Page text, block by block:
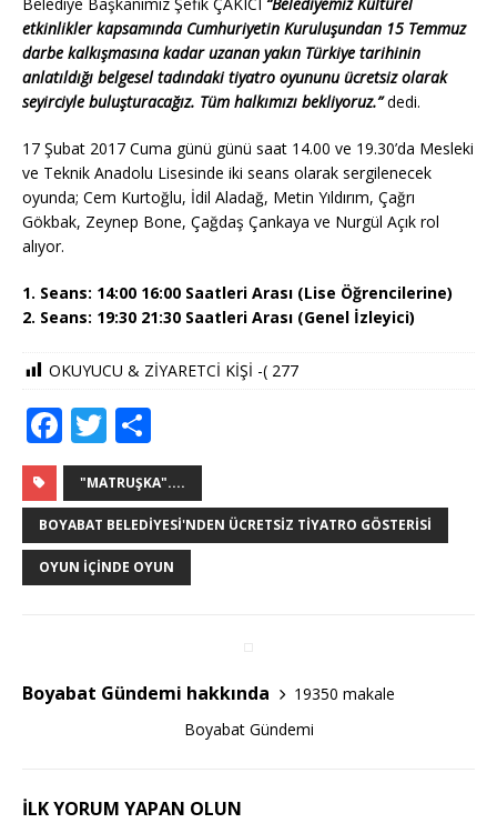
etkinlikler kapsamında Cumhuriyetin Kuruluşundan 15 Temmuz
darbe kalkışmasına kadar uzanan yakın Türkiye tarihinin
anlatıldığı belgesel tadındaki tiyatro oyununu ücretsiz olarak
seyirciyle buluşturacağız. Tüm halkımızı bekliyoruz.”dedi.
17 Şubat 2017 Cuma günü günü saat 14.00 ve 19.30’da Mesleki
ve Teknik Anadolu Lisesinde iki seans olarak sergilenecek
oyunda; Cem Kurtoğlu, İdil Aladağ, Metin Yıldırım, Çağrı
Gökbak, Zeynep Bone, Çağdaş Çankaya ve Nurgül Açık rol
alıyor.
1. Seans: 14:00 16:00 Saatleri Arası (Lise Öğrencilerine)
2. Seans: 19:30 21:30 Saatleri Arası (Genel İzleyici)
OKUYUCU & ZİYARETCİ KİŞİ -( 277
F
a
c
e
b
k
T
w
it
te
r
h
ar
e
"MATRUŞKA"....
BOYABAT BELEDIYESI'NDEN ÜCRETSIZ TIYATRO GÖSTERISI
OYUN İÇINDE OYUN
Boyabat Gündemi hakkında
19350 makale
Boyabat Gündemi
İLK YORUM YAPAN OLUN